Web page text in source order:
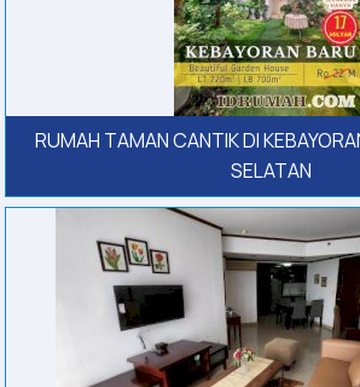
RUMAH TAMAN CANTIK DI
SELATAN